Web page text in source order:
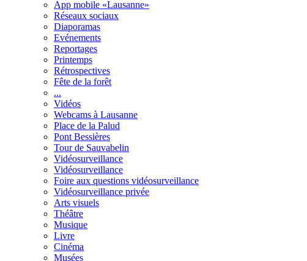
App mobile «Lausanne»
Réseaux sociaux
Diaporamas
Evénements
Reportages
Printemps
Rétrospectives
Fête de la forêt
...
Vidéos
Webcams à Lausanne
Place de la Palud
Pont Bessières
Tour de Sauvabelin
Vidéosurveillance
Vidéosurveillance
Foire aux questions vidéosurveillance
Vidéosurveillance privée
Arts visuels
Théâtre
Musique
Livre
Cinéma
Musées